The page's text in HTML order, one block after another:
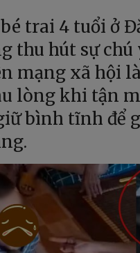
trai 4 tuổi ở
thu hút sự
mạng xã hội
lòng khi tận
bình tĩnh để